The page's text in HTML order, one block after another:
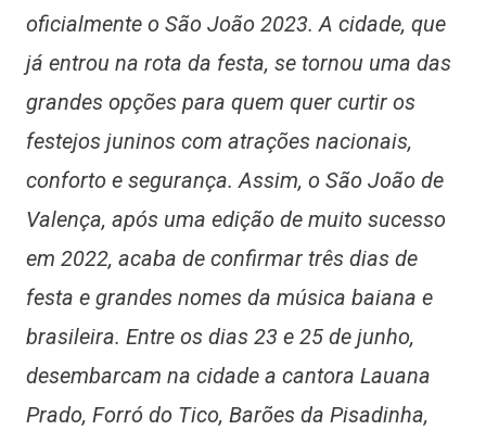
Três
oficialmente o São João 2023. A cidade, que
já entrou na rota da festa, se tornou uma das
grandes opções para quem quer curtir os
festejos juninos com atrações nacionais,
conforto e segurança. Assim, o São João de
Valença, após uma edição de muito sucesso
em 2022, acaba de confirmar três dias de
festa e grandes nomes da música baiana e
brasileira. Entre os dias 23 e 25 de junho,
desembarcam na cidade a cantora Lauana
Prado, Forró do Tico, Barões da Pisadinha,